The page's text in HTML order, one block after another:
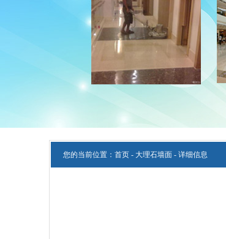
您的当前位置： 首页 - 大理石墙面 - 详细信息